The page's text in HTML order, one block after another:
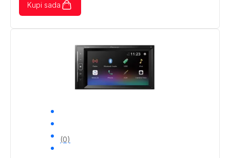
Kupi sada
(0)